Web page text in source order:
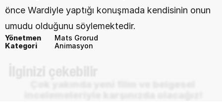
önce Wardiyle yaptığı konuşmada kendisinin onun
umudu olduğunu söylemektedir.
Yönetmen
Mats Grorud
Kategori
Animasyon
İlginizi çekebilir